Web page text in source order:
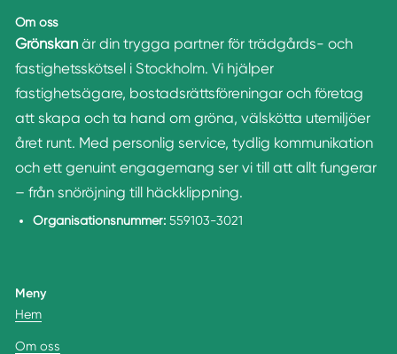
Om oss
Grönskanär din trygga partner för trädgårds- och
fastighetsskötsel i Stockholm. Vi hjälper
fastighetsägare, bostadsrättsföreningar och företag
att skapa och ta hand om gröna, välskötta utemiljöer
året runt. Med personlig service, tydlig kommunikation
och ett genuint engagemang ser vi till att allt fungerar
– från snöröjning till häckklippning.
Organisationsnummer: 559103-3021
Meny
Hem
Om oss